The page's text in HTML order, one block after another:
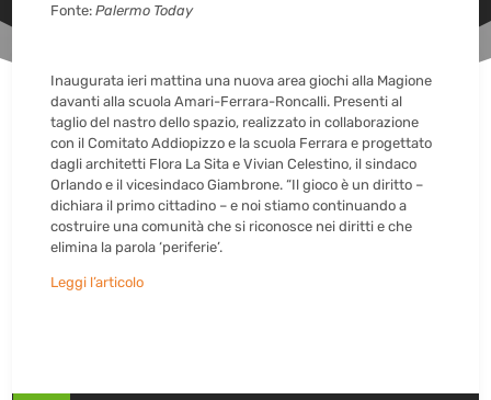
Fonte:Palermo Today
Inaugurata ieri mattina una nuova area giochi alla Magione
davanti alla scuola Amari-Ferrara-Roncalli. Presenti al
taglio del nastro dello spazio, realizzato in collaborazione
con il Comitato Addiopizzo e la scuola Ferrara e progettato
dagli architetti Flora La Sita e Vivian Celestino, il sindaco
Orlando e il vicesindaco Giambrone. “Il gioco è un diritto –
dichiara il primo cittadino – e noi stiamo continuando a
costruire una comunità che si riconosce nei diritti e che
elimina la parola ‘periferie’.
Leggi l’articolo